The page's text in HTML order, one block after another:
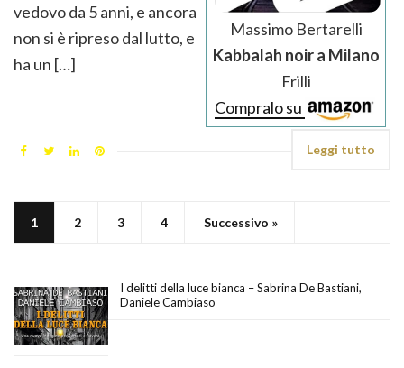
Massimo Bertarelli
Kabbalah noir a Milano
Frilli
Compralo su
vedovo da 5 anni, e ancora
non si è ripreso dal lutto, e
ha un […]
Leggi tutto
1 2 3 4 Successivo »
I delitti della luce bianca – Sabrina De Bastiani,
Daniele Cambiaso